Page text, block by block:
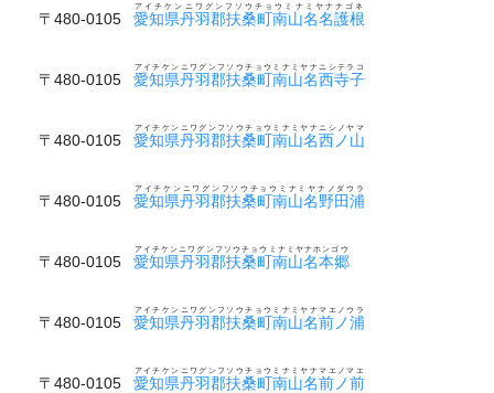
〒480-0105 愛知県丹羽郡扶桑町南山名名護根
アイチケンニワグンフソウチョウミナミヤナナゴネ
〒480-0105 愛知県丹羽郡扶桑町南山名西寺子
アイチケンニワグンフソウチョウミナミヤナニシテラコ
〒480-0105 愛知県丹羽郡扶桑町南山名西ノ山
アイチケンニワグンフソウチョウミナミヤナニシノヤマ
〒480-0105 愛知県丹羽郡扶桑町南山名野田浦
アイチケンニワグンフソウチョウミナミヤナノダウラ
〒480-0105 愛知県丹羽郡扶桑町南山名本郷
アイチケンニワグンフソウチョウミナミヤナホンゴウ
〒480-0105 愛知県丹羽郡扶桑町南山名前ノ浦
アイチケンニワグンフソウチョウミナミヤナマエノウラ
〒480-0105 愛知県丹羽郡扶桑町南山名前ノ前
アイチケンニワグンフソウチョウミナミヤナマエノマエ